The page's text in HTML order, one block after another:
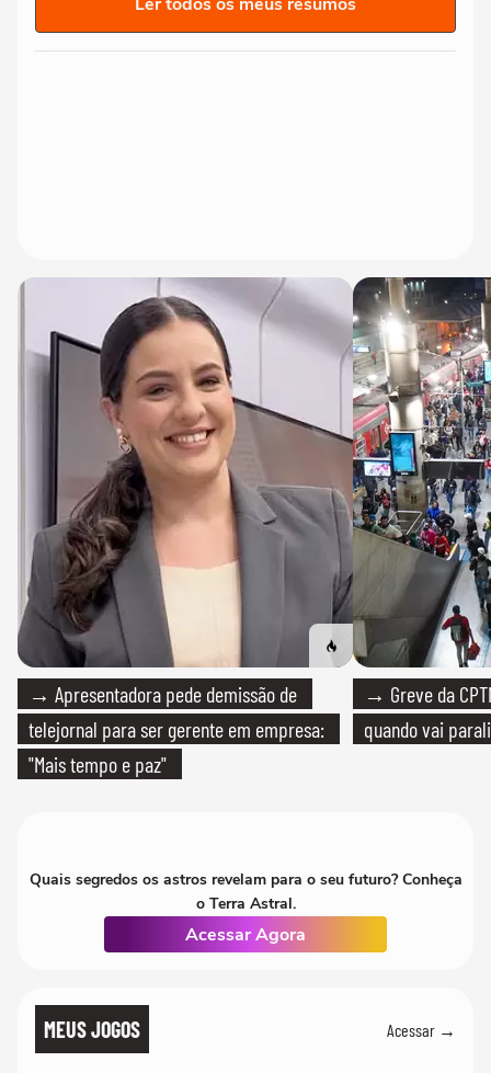
→ Apresentadora pede demissão de
telejornal para ser gerente em empresa:
"Mais tempo e paz"
→ Greve da
quando vai
Quais segredos os astros revelam para o seu futuro? Conheça
o Terra Astral.
Acessar Agora
MEUS JOGOS Acessar →